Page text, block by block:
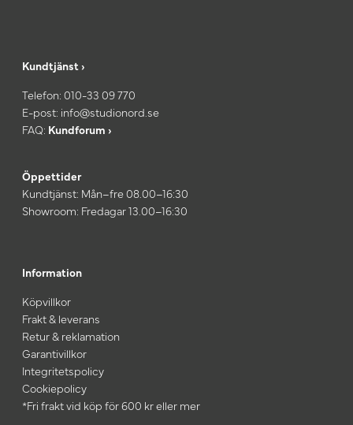
Kundtjänst ›
Telefon: 010-33 09 770
E-post: info@studionord.se
FAQ: Kundforum ›
Öppettider
Kundtjänst: Mån–fre 08.00–16:30
Showroom: Fredagar 13.00–16:30
Information
Köpvillkor
Frakt & leverans
Retur & reklamation
Garantivillkor
Integritetspolicy
Cookiepolicy
*Fri frakt vid köp för 600 kr eller mer